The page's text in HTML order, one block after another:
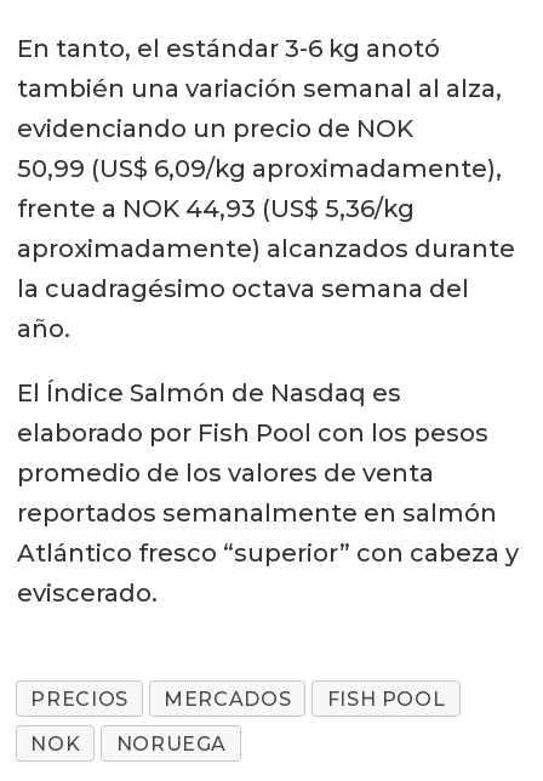
En tanto, el estándar 3-6 kg anotó
también una variación semanal al alza,
evidenciando un precio de NOK
50,99 (US$ 6,09/kg aproximadamente),
frente a NOK 44,93 (US$ 5,36/kg
aproximadamente) alcanzados durante
la cuadragésimo octava semana del
año.
El Índice Salmón de Nasdaq es
elaborado por Fish Pool con los pesos
promedio de los valores de venta
reportados semanalmente en salmón
Atlántico fresco “superior” con cabeza y
eviscerado.
PRECIOS MERCADOS
FISH POOL
NOK
NORUEGA